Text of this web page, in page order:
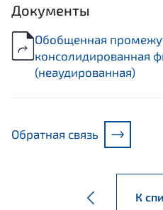
Документы
Обобщенная
консолидированная
(неаудированная)
Обратная связь
К